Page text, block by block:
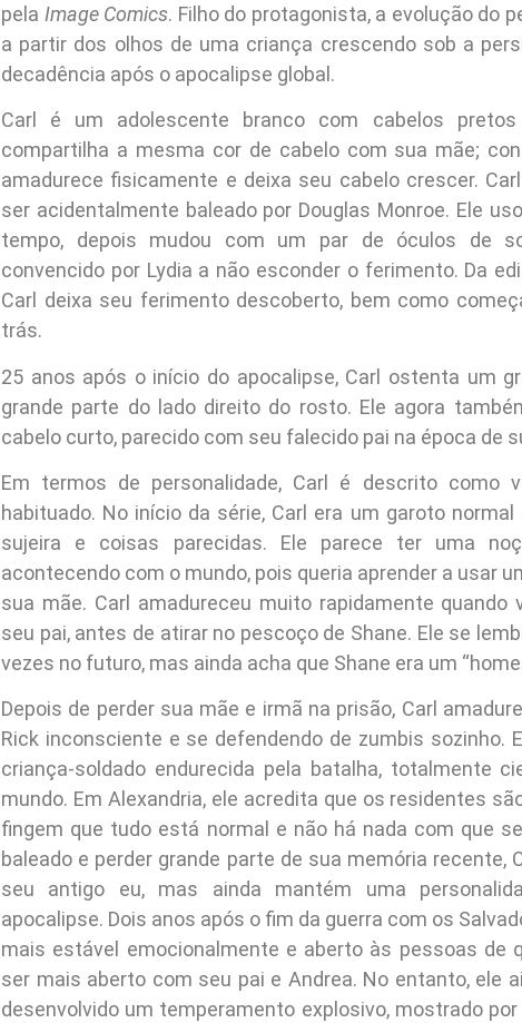
pela Image Comics. Filho do protagonista, a evolução do
a partir dos olhos de uma criança crescendo sob a
decadência após o apocalipse global.
Carl é um adolescente branco com cabelos
compartilha a mesma cor de cabelo com sua mãe;
amadurece fisicamente e deixa seu cabelo crescer.
ser acidentalmente baleado por Douglas Monroe. Ele
tempo, depois mudou com um par de óculos de
convencido por Lydia a não esconder o ferimento. Da
Carl deixa seu ferimento descoberto, bem como
trás.
25 anos após o início do apocalipse, Carl ostenta um
grande parte do lado direito do rosto. Ele agora
cabelo curto, parecido com seu falecido pai na época de
Em termos de personalidade, Carl é descrito como
habituado. No início da série, Carl era um garoto
sujeira e coisas parecidas. Ele parece ter uma
acontecendo com o mundo, pois queria aprender a usar
sua mãe. Carl amadureceu muito rapidamente quando
seu pai, antes de atirar no pescoço de Shane. Ele se
vezes no futuro, mas ainda acha que Shane era um
Depois de perder sua mãe e irmã na prisão, Carl
Rick inconsciente e se defendendo de zumbis sozinho.
criança-soldado endurecida pela batalha, totalmente
mundo. Em Alexandria, ele acredita que os residentes
fingem que tudo está normal e não há nada com que
baleado e perder grande parte de sua memória recente,
seu antigo eu, mas ainda mantém uma
apocalipse. Dois anos após o fim da guerra com os
mais estável emocionalmente e aberto às pessoas de
ser mais aberto com seu pai e Andrea. No entanto, ele
desenvolvido um temperamento explosivo, mostrado